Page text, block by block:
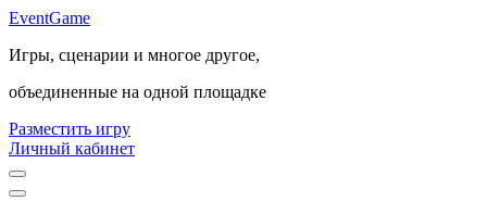
EventGame
Игры, сценарии и многое другое,
объединенные на одной площадке
Разместить игру
Личный кабинет